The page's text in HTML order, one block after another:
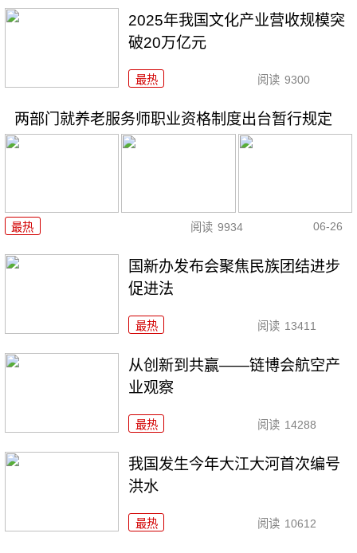
2025年我国文化产业营收规模突
破20万亿元
最热 阅读 9300
两部门就养老服务师职业资格制度出台暂行规定
最热 阅读 9934 06-26
国新办发布会聚焦民族团结进步
促进法
最热 阅读 13411
从创新到共赢——链博会航空产
业观察
最热 阅读 14288
我国发生今年大江大河首次编号
洪水
最热 阅读 10612